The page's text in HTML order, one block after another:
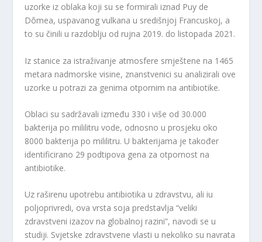
uzorke iz oblaka koji su se formirali iznad Puy de
Dômea, uspavanog vulkana u središnjoj Francuskoj, a
to su činili u razdoblju od rujna 2019. do listopada 2021.
Iz stanice za istraživanje atmosfere smještene na 1465
metara nadmorske visine, znanstvenici su analizirali ove
uzorke u potrazi za genima otpornim na antibiotike.
Oblaci su sadržavali između 330 i više od 30.000
bakterija po mililitru vode, odnosno u prosjeku oko
8000 bakterija po mililitru. U bakterijama je također
identificirano 29 podtipova gena za otpornost na
antibiotike.
Uz raširenu upotrebu antibiotika u zdravstvu, ali iu
poljoprivredi, ova vrsta soja predstavlja “veliki
zdravstveni izazov na globalnoj razini”, navodi se u
studiji. Svjetske zdravstvene vlasti u nekoliko su navrata